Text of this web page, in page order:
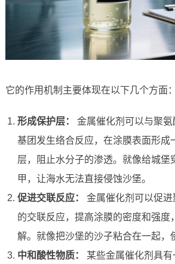
它的作用机制主要体现在以下几个方面：
形成保护层：
金属催化剂可以与聚
基团发生络合反应，在涂膜表面形成
层，阻止水分子的渗透。就像给城堡
甲，让海水无法直接侵蚀沙堡。
促进交联反应：
金属催化剂可以促进
的交联反应，提高涂膜的密度和强度
解。就像把沙堡的沙子粘合在一起，
中和酸性物质：
某些金属催化剂具